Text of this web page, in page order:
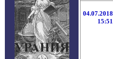
04.07.2018
15:51